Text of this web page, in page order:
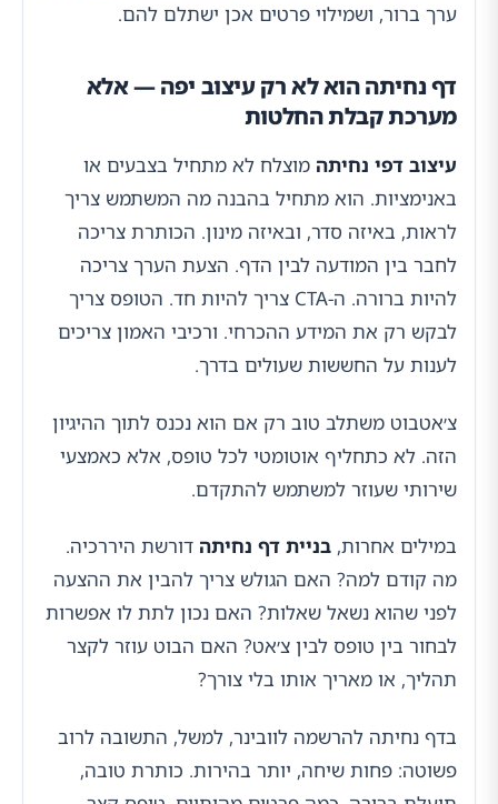
ערך ברור, ושמילוי פרטים אכן ישתלם להם.
דף נחיתה הוא לא רק עיצוב יפה — אלא
מערכת קבלת החלטות
עיצוב דפי נחיתה מוצלח לא מתחיל בצבעים או
באנימציות. הוא מתחיל בהבנה מה המשתמש צריך
לראות, באיזה סדר, ובאיזה מינון. הכותרת צריכה
לחבר בין המודעה לבין הדף. הצעת הערך צריכה
להיות ברורה. ה-CTA צריך להיות חד. הטופס צריך
לבקש רק את המידע ההכרחי. ורכיבי האמון צריכים
לענות על החששות שעולים בדרך.
צ׳אטבוט משתלב טוב רק אם הוא נכנס לתוך ההיגיון
הזה. לא כתחליף אוטומטי לכל טופס, אלא כאמצעי
שירותי שעוזר למשתמש להתקדם.
במילים אחרות, בניית דף נחיתה דורשת היררכיה.
מה קודם למה? האם הגולש צריך להבין את ההצעה
לפני שהוא נשאל שאלות? האם נכון לתת לו אפשרות
לבחור בין טופס לבין צ׳אט? האם הבוט עוזר לקצר
תהליך, או מאריך אותו בלי צורך?
בדף נחיתה להרשמה לוובינר, למשל, התשובה לרוב
פשוטה: פחות שיחה, יותר בהירות. כותרת טובה,